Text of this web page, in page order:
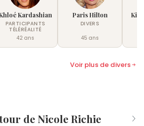
Kardashian
PARTICIPANTS
TÉLÉRÉALITÉ
42 ans
Paris Hilton
DIVERS
45 ans
Kim
Voir plus de divers
de Nicole Richie